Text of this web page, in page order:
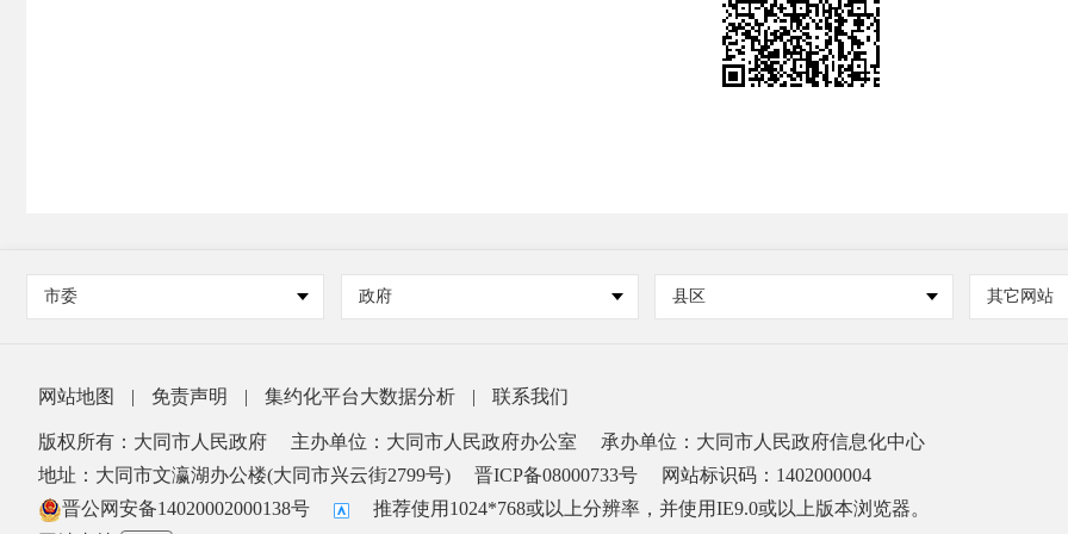
市委 政府 县区 其它网站
网站地图 | 免责声明 | 集约化平台大数据分析 | 联系我们
版权所有：大同市人民政府 主办单位：大同市人民政府办公室
承办单位：大同市人民政府信息化中心
地址：大同市文瀛湖办公楼(大同市兴云街2799号)
晋ICP备08000733号
网站标识码：1402000004
晋公网安备14020002000138号
推荐使用1024*768或以上分辨率，并使用IE9.0或以上版本浏览器。